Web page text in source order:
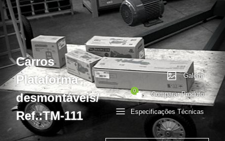
Carros
Plataforma
desmontáveis/
Ref.:TM-111
Especificações Técnicas
Galeria
0 Comparar Produto